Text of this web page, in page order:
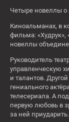
Пт
7
Четыре новеллы
Киноальманах, в
фильма: «Худрук»,
новеллы
Руководитель
управленческую
и талантов.
гениального
телесериала. А
первую любовь в
за ней приударить.